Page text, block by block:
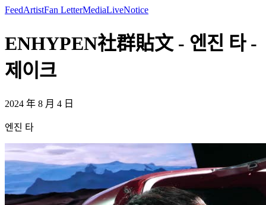
FeedArtistFan LetterMediaLiveNotice
ENHYPEN社群貼文 - 엔진 타 -
제이크
2024 年 8 月 4 日
엔진 타